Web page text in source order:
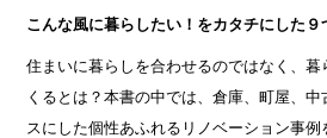
こんな風に暮らしたい！をカタチにした９
住まいに暮らしを合わせるのではなく、
くるとは？本書の中では、倉庫、町屋、
スにした個性あふれるリノベーション事